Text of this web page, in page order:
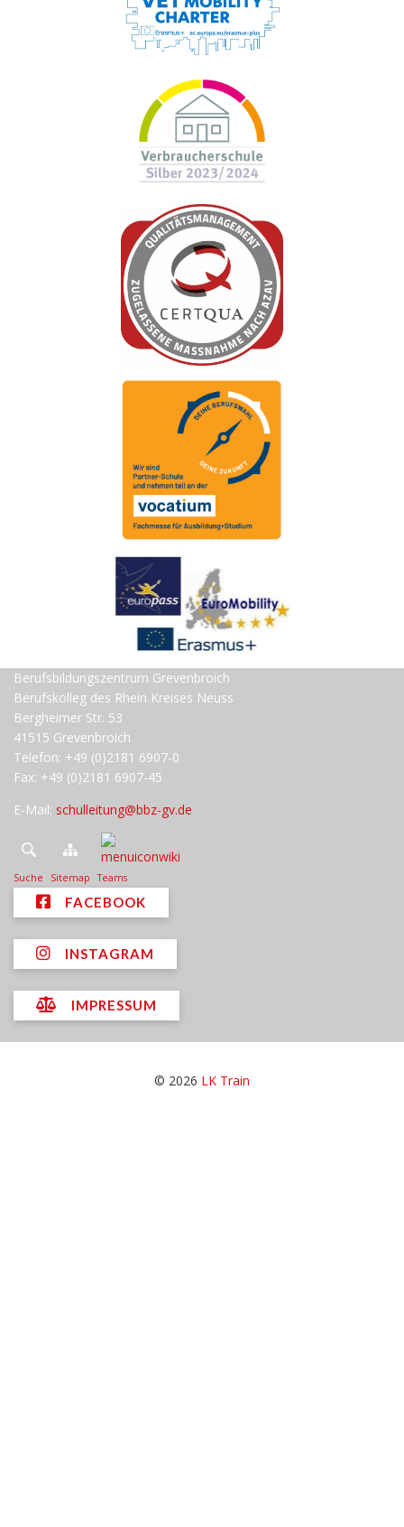
Berufsbildungszentrum Grevenbroich
Berufskolleg des Rhein Kreises Neuss
Bergheimer Str. 53
41515 Grevenbroich
Telefon: +49 (0)2181 6907-0
Fax: +49 (0)2181 6907-45
E-Mail: schulleitung@bbz-gv.de
Suche Sitemap Teams
FACEBOOK
INSTAGRAM
IMPRESSUM
© 2026 LK Train